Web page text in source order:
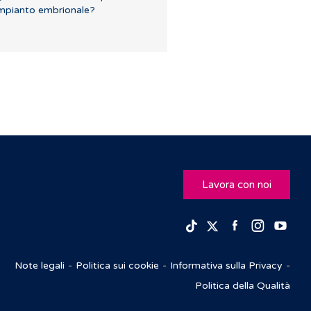
embrionale?
Lavora con noi
TikTokTwitterFacebook
Note legali Politica sui cookie
Informativa sulla Privacy
Politica della Qualità